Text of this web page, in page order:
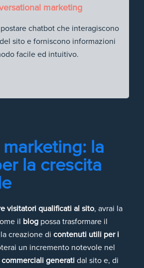
marketing
chatbot che interagiscono
sito e forniscono informazioni
facile ed intuitivo.
la
la crescita
visitatori qualificati al sito, avrai la
il blog possa trasformare il
creazione di contenuti utili per i
un incremento notevole nel
generati dal sito e, di